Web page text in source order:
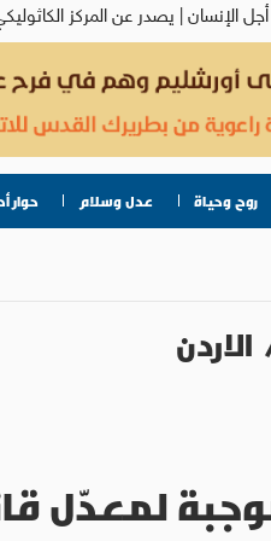
روح وحياة عدل وسلام حوار
الاردن
لمعدّل